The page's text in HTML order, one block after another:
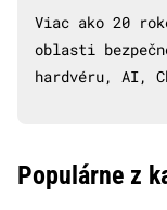
Viac ako 20
oblasti
hardvéru, AI,
Populárne z